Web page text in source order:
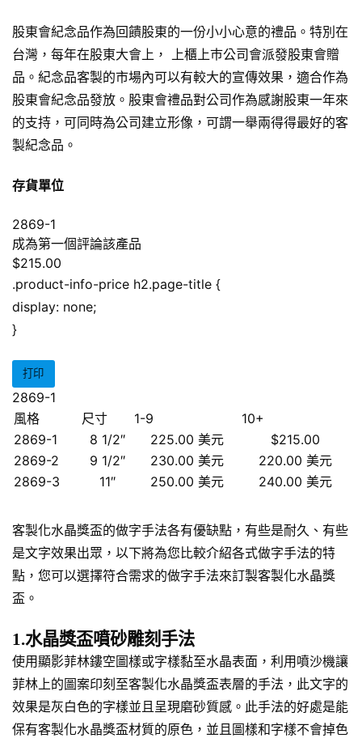
股東會紀念品作為回饋股東的一份小小心意的禮品。特別在
台灣，每年在股東大會上， 上櫃上巿公司會派發股東會贈
品。紀念品客製的市場內可以有較大的宣傳效果，適合作為
股東會紀念品發放。股東會禮品對公司作為感謝股東一年來
的支持，可同時為公司建立形像，可謂一舉兩得得最好的客
製紀念品。
存貨單位
2869-1
成為第一個評論該產品
$215.00
.product-info-price h2.page-title {
display: none;
}
打印
2869-1
風格
尺寸 1-9
10+
2869-1
8 1/2″ 225.00 美元
$215.00
2869-2
9 1/2″ 230.00 美元
220.00 美元
2869-3
11″ 250.00 美元 240.00 美元
客製化水晶獎盃的做字手法各有優缺點，有些是耐久、有些
是文字效果出眾，以下將為您比較介紹各式做字手法的特
點，您可以選擇符合需求的做字手法來訂製客製化水晶獎
盃。
1.水晶獎盃噴砂雕刻手法
使用顯影菲林鏤空圖樣或字樣黏至水晶表面，利用噴沙機讓
菲林上的圖案印刻至客製化水晶獎盃表層的手法，此文字的
效果是灰白色的字樣並且呈現磨砂質感。此手法的好處是能
保有客製化水晶獎盃材質的原色，並且圖樣和字樣不會掉色